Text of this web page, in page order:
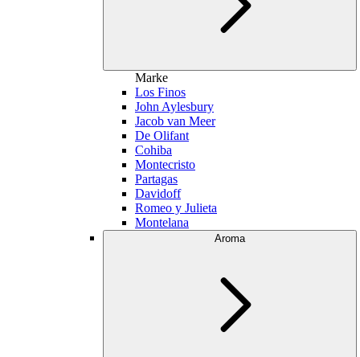
Marke
Los Finos
John Aylesbury
Jacob van Meer
De Olifant
Cohiba
Montecristo
Partagas
Davidoff
Romeo y Julieta
Montelana
Aroma